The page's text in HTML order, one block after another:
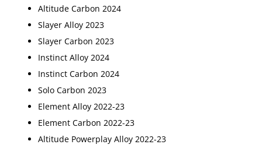
Altitude Carbon 2024
Slayer Alloy 2023
Slayer Carbon 2023
Instinct Alloy 2024
Instinct Carbon 2024
Solo Carbon 2023
Element Alloy 2022-23
Element Carbon 2022-23
Altitude Powerplay Alloy 2022-23